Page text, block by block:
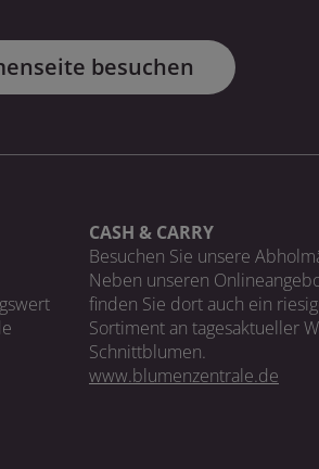
besuchen
CASH & CARRY
Besuchen Sie unsere
Neben unseren
finden Sie dort auch ein
Sortiment an tagesaktueller
Schnittblumen.
www.blumenzentrale.de